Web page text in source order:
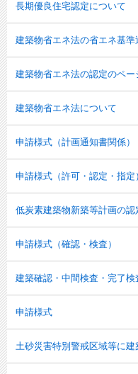
長期優良住宅認定について
建築物省エネ法の省エネ基
建築物省エネ法の認定のペー
建築物省エネ法について
申請様式（計画通知書関係）
申請様式（許可・認定・指定
低炭素建築物新築等計画の
申請様式（確認・検査）
建築確認・中間検査・完了
申請様式